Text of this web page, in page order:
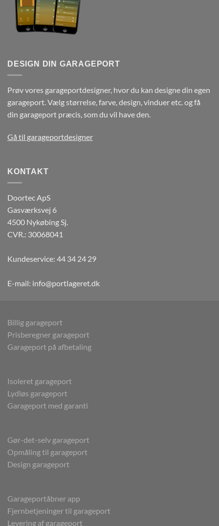
DESIGN DIN GARAGEPORT
Prøv vores garageportdesigner, hvor du kan designe din egen
garageport. Vælg størrelse, farve, design, vinduer etc. og få
din garageport præcis, som du vil have den.
Gå til garageportdesigner
KONTAKT
Doortec ApS
Gasværksvej 6
4500 Nykøbing Sj.
CVR.: 30068041
Kundeservice: 44 34 24 29
E-mail: info@portlageret.dk
Billig garageport
Prisberegner garageport
Garageport på afbetaling
Isoleret garageport
Lydløs garageport
Garageport med garanti
Gør-det-selv garageport
Opmåling til garageport
Design garageport
Garageportåbner app
Fjernbetjeninger til garageport
Levering af garageport